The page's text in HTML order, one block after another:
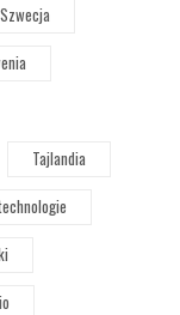
Szwecja
Tajlandia